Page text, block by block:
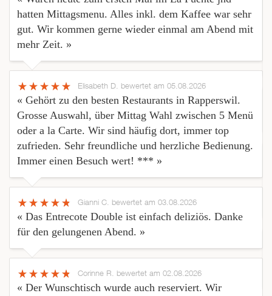
hatten Mittagsmenu. Alles inkl. dem Kaffee war sehr
gut. Wir kommen gerne wieder einmal am Abend mit
mehr Zeit. »
Elisabeth D. bewertet am 05.08.2026
« Gehört zu den besten Restaurants in Rapperswil.
Grosse Auswahl, über Mittag Wahl zwischen 5 Menü
oder a la Carte. Wir sind häufig dort, immer top
zufrieden. Sehr freundliche und herzliche Bedienung.
Immer einen Besuch wert! *** »
Gianni C. bewertet am 03.08.2026
« Das Entrecote Double ist einfach deliziös. Danke
für den gelungenen Abend. »
Corinne R. bewertet am 02.08.2026
« Der Wunschtisch wurde auch reserviert. Wir